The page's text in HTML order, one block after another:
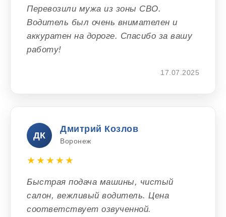
Перевозили мужа из зоны СВО.
Водитель был очень внимателен и
аккуратен на дороге. Спасибо за вашу
работу!
17.07.2025
ДК
Дмитрий Козлов
Воронеж
★★★★★
Быстрая подача машины, чистый
салон, вежливый водитель. Цена
соответствует озвученной.